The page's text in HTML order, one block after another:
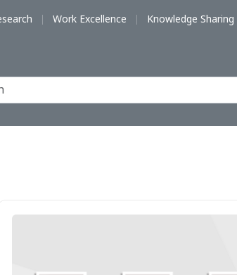
Work Excellence Knowledge Sharing